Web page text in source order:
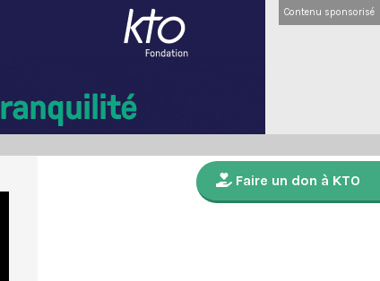
Contenu sponsorisé
Faire un don à KTO